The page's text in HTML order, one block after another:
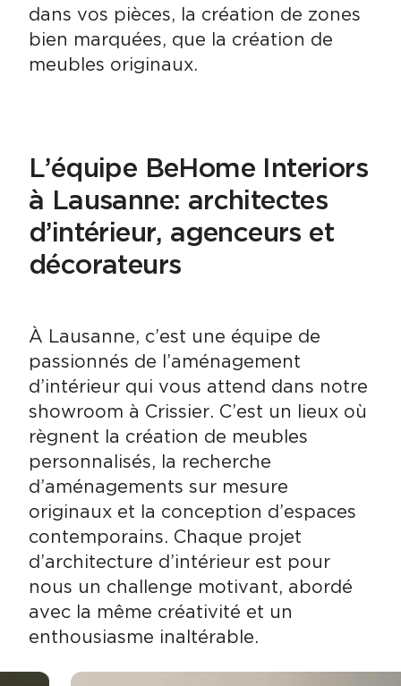
dans vos pièces, la création de zones
bien marquées, que la création de
meubles originaux.
L’équipe BeHome Interiors
à Lausanne: architectes
d’intérieur, agenceurs et
décorateurs
À Lausanne, c’est une équipe de
passionnés de l’aménagement
d’intérieur qui vous attend dans notre
showroom à Crissier. C’est un lieux où
règnent la création de meubles
personnalisés, la recherche
d’aménagements sur mesure
originaux et la conception d’espaces
contemporains. Chaque projet
d’architecture d’intérieur est pour
nous un challenge motivant, abordé
avec la même créativité et un
enthousiasme inaltérable.